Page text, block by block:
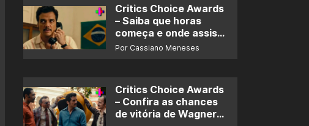
Critics Choice Awards
– Saiba que horas
começa e onde assistir
ao prêmio
Por Cassiano Meneses
Critics Choice Awards
– Confira as chances
de vitória de Wagner